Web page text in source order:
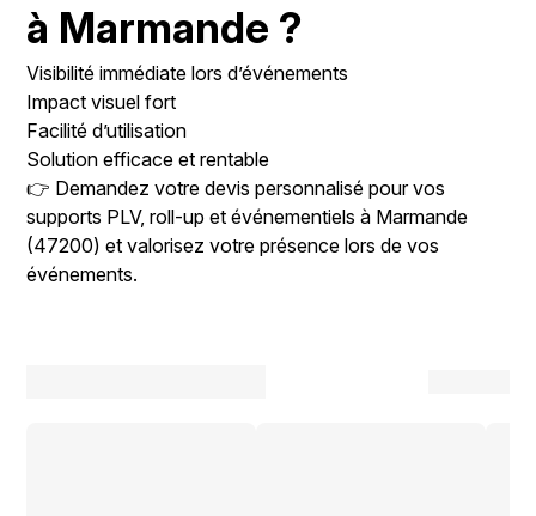
à Marmande ?
Visibilité immédiate lors d’événements
Impact visuel fort
Facilité d’utilisation
Solution efficace et rentable
👉 Demandez votre devis personnalisé pour vos
supports PLV, roll-up et événementiels à Marmande
(47200) et valorisez votre présence lors de vos
événements.